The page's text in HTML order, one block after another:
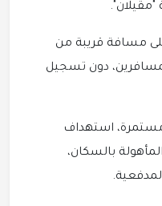
"مقيلان".
على مسافة قريبة من
دون تسجيل
مستمرة، استهداف
بالسكان،